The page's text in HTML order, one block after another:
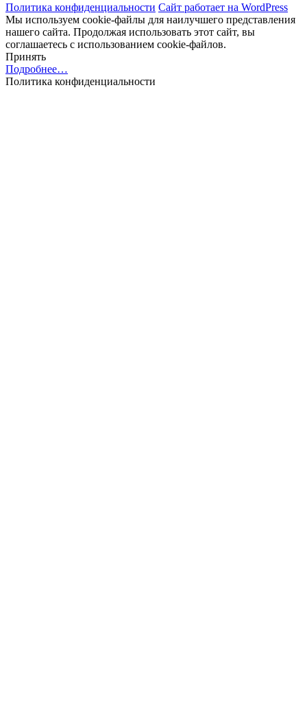
Политика конфиденциальности Сайт работает на WordPress
Мы используем cookie-файлы для наилучшего представления
нашего сайта. Продолжая использовать этот сайт, вы
соглашаетесь с использованием cookie-файлов.
Принять
Подробнее…
Политика конфиденциальности